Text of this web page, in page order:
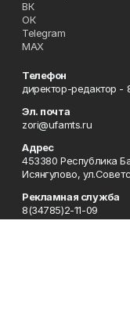
ВК
ОК
Telegram
MAX
Телефон
директор-редактор -
Эл. почта
zori@ufamts.ru
Адрес
453380 Республика
Исянгулово,
Рекламная служба
8(34785)2-11-09